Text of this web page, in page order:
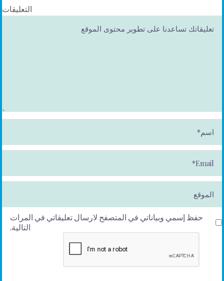
التعليقات
م
ai
حفظ إسمي وبياناتي في المتصفح لارسال تعليقاتي في المرات
التالية.